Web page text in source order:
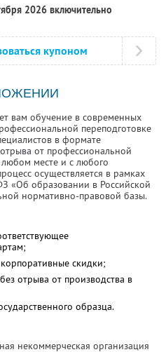
2026 включительно
купоном
вам обучение в современных
переподготовке
в формате
от профессиональной
месте и с любого
осуществляется в рамках
«Об образовании в Российской
нормативно-правовой базы.
скидки;
отрыва от производства в
образца.
некоммерческая организация